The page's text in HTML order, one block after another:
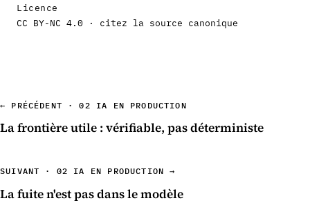
Licence
CC BY-NC 4.0 · citez la source canonique
← PRÉCÉDENT · 02 IA EN PRODUCTION
La frontière utile : vérifiable, pas déterministe
SUIVANT · 02 IA EN PRODUCTION →
La fuite n'est pas dans le modèle